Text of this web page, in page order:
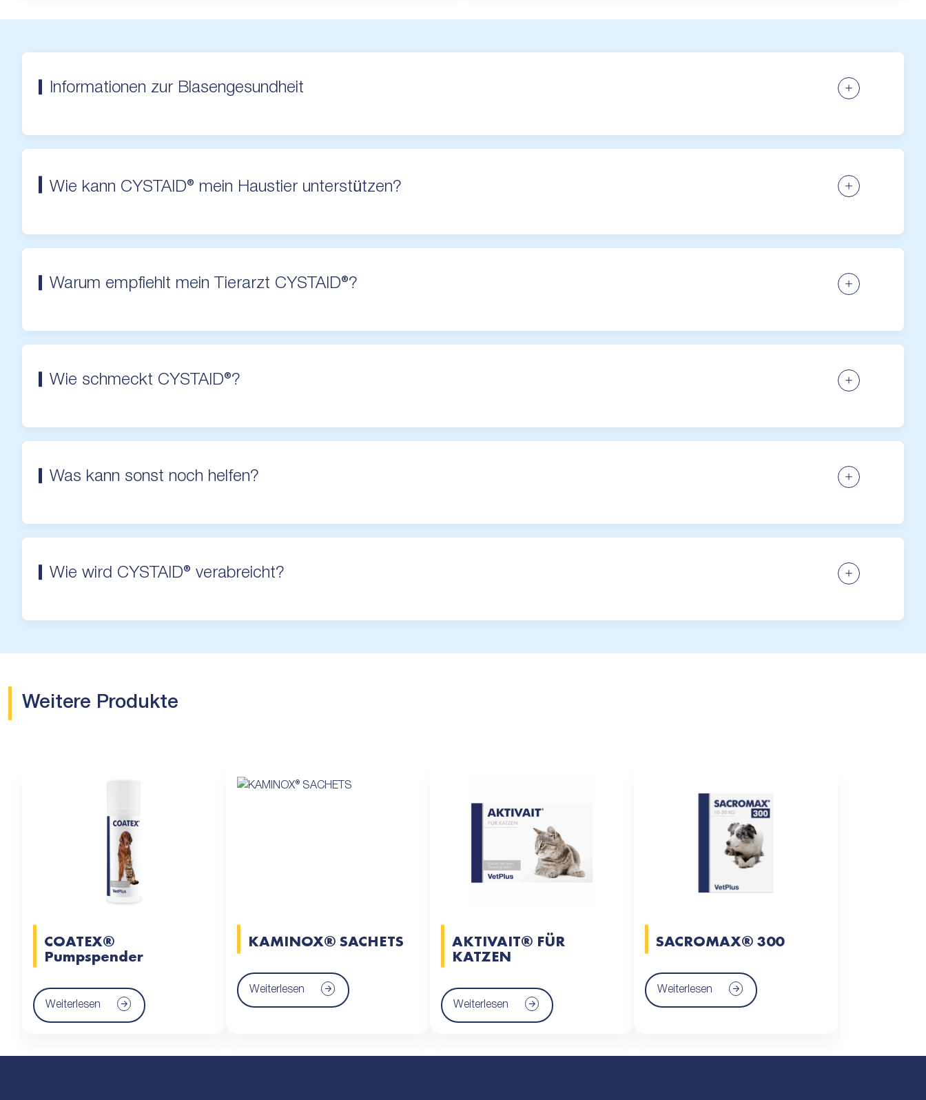
Informationen zur Blasengesundheit
Wie kann CYSTAID® mein Haustier unterstützen?
Warum empfiehlt mein Tierarzt CYSTAID®?
Wie schmeckt CYSTAID®?
Was kann sonst noch helfen?
Wie wird CYSTAID® verabreicht?
Weitere Produkte
COATEX®
Pumpspender
Weiterlesen
KAMINOX® SACHETS
Weiterlesen
AKTIVAIT® FÜR
KATZEN
Weiterlesen
SACROMAX® 300
Weiterlesen